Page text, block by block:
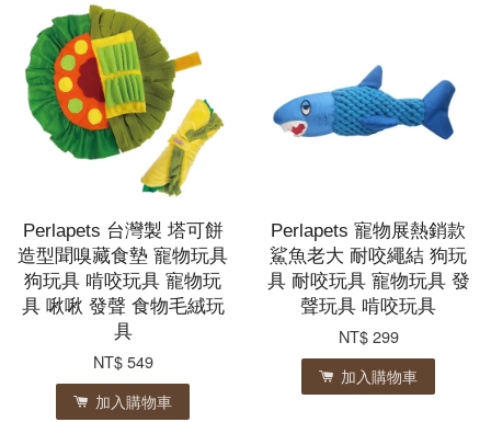
Perlapets 台灣製 塔可餅
造型聞嗅藏食墊 寵物玩具
狗玩具 啃咬玩具 寵物玩
具 啾啾 發聲 食物毛絨玩
具
NT$ 549
加入購物車
Perlapets 寵物展熱銷款
鯊魚老大 耐咬繩結 狗玩
具 耐咬玩具 寵物玩具 發
聲玩具 啃咬玩具
NT$ 299
加入購物車